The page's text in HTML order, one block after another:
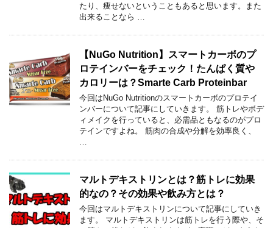
たり、痩せないということもあると思います。また
出来ることなら …
【NuGo Nutrition】スマートカーボのプ
ロテインバーをチェック！たんぱく質や
カロリーは？Smarte Carb Proteinbar
今回はNuGo Nutritionのスマートカーボのプロテイ
ンバーについて記事にしていきます。 筋トレやボデ
ィメイクを行っていると、必需品ともなるのがプロ
テインですよね。 筋肉の合成や分解を効率良く、
…
マルトデキストリンとは？筋トレに効果
的なの？その効果や飲み方とは？
今回はマルトデキストリンについて記事にしていき
ます。 マルトデキストリンは筋トレを行う際や、そ